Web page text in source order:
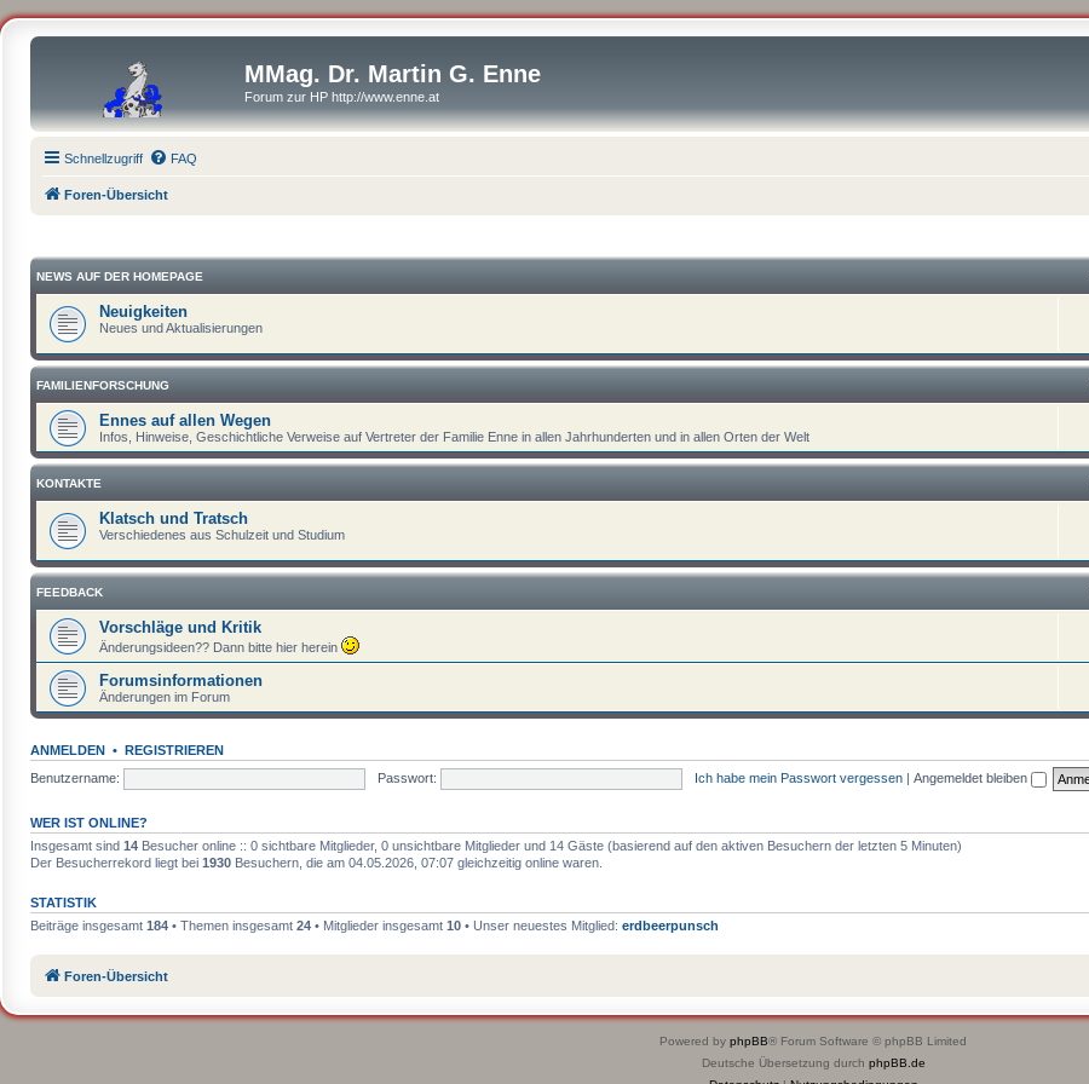
MMag. Dr. Martin G. Enne
Forum zur HP http://www.enne.at
Schnellzugriff FAQ
Foren-Übersicht
NEWS AUF DER HOMEPAGE
Neuigkeiten
Neues und Aktualisierungen
FAMILIENFORSCHUNG
Ennes auf allen Wegen
Infos, Hinweise, Geschichtliche Verweise auf Vertreter der Familie Enne in allen Jahrhunderten und in allen Orten der Welt
KONTAKTE
Klatsch und Tratsch
Verschiedenes aus Schulzeit und Studium
FEEDBACK
Vorschläge und Kritik
Änderungsideen?? Dann bitte hier herein
Forumsinformationen
Änderungen im Forum
ANMELDEN • REGISTRIEREN
Benutzername:
Passwort: Ich habe mein Passwort vergessen | Angemeldet bleiben
WER IST ONLINE?
Insgesamt sind 14 Besucher online :: 0 sichtbare Mitglieder, 0 unsichtbare Mitglieder und 14 Gäste (basierend auf den aktiven Besuchern der letzten 5 Minuten)
Der Besucherrekord liegt bei 1930 Besuchern, die am 04.05.2026, 07:07 gleichzeitig online waren.
STATISTIK
Beiträge insgesamt 184 • Themen insgesamt 24 • Mitglieder insgesamt 10 • Unser neuestes Mitglied: erdbeerpunsch
Foren-Übersicht
Powered by phpBB® Forum Software © phpBB Limited
Deutsche Übersetzung durch phpBB.de